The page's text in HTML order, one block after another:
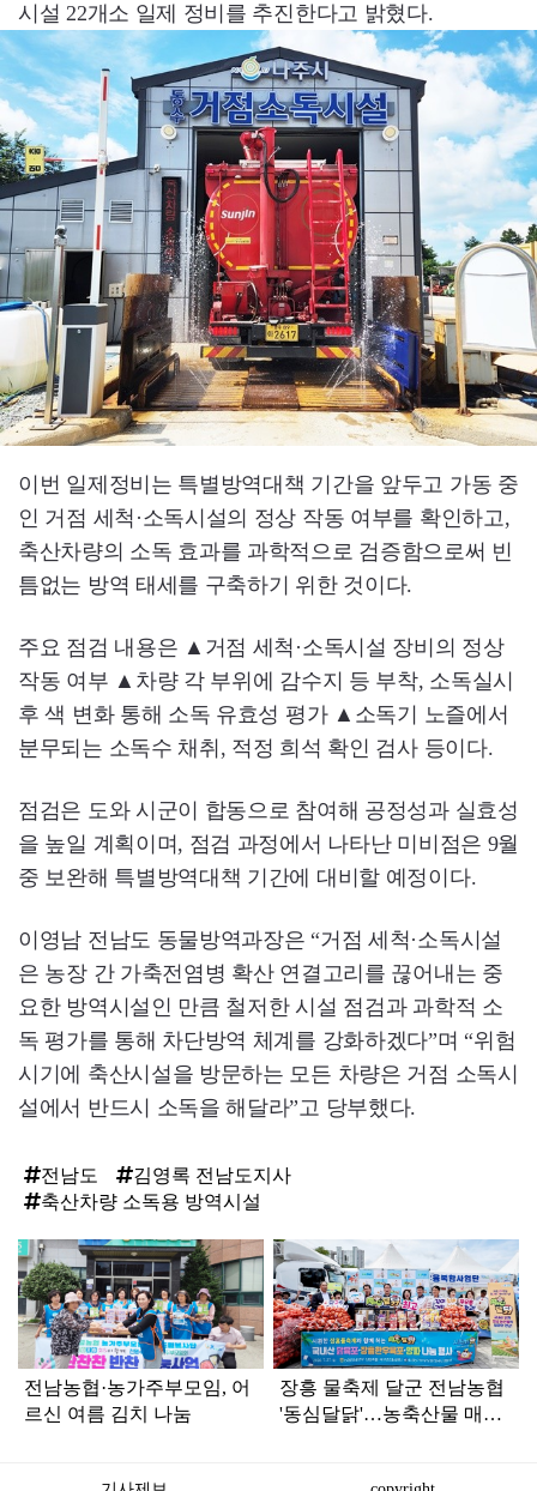
시설 22개소 일제 정비를 추진한다고 밝혔다.
이번 일제정비는 특별방역대책 기간을 앞두고 가동 중
인 거점 세척·소독시설의 정상 작동 여부를 확인하고,
축산차량의 소독 효과를 과학적으로 검증함으로써 빈
틈없는 방역 태세를 구축하기 위한 것이다.
주요 점검 내용은 ▲거점 세척·소독시설 장비의 정상
작동 여부 ▲차량 각 부위에 감수지 등 부착, 소독실시
후 색 변화 통해 소독 유효성 평가 ▲소독기 노즐에서
분무되는 소독수 채취, 적정 희석 확인 검사 등이다.
점검은 도와 시군이 합동으로 참여해 공정성과 실효성
을 높일 계획이며, 점검 과정에서 나타난 미비점은 9월
중 보완해 특별방역대책 기간에 대비할 예정이다.
이영남 전남도 동물방역과장은 “거점 세척·소독시설
은 농장 간 가축전염병 확산 연결고리를 끊어내는 중
요한 방역시설인 만큼 철저한 시설 점검과 과학적 소
독 평가를 통해 차단방역 체계를 강화하겠다”며 “위험
시기에 축산시설을 방문하는 모든 차량은 거점 소독시
설에서 반드시 소독을 해달라”고 당부했다.
전남도
김영록 전남도지사
축산차량 소독용 방역시설
탑
라
인
전남농협·농가주부모임, 어
르신 여름 김치 나눔
장흥 물축제 달군 전남농협
'동심달닭'…농축산물 매력